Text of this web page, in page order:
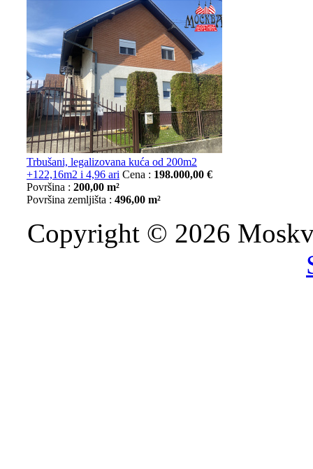
Trbušani, legalizovana kuća od 200m2
+122,16m2 i 4,96 ari Cena : 198.000,00 €
Površina : 200,00 m²
Površina zemljišta : 496,00 m²
Copyright © 2026